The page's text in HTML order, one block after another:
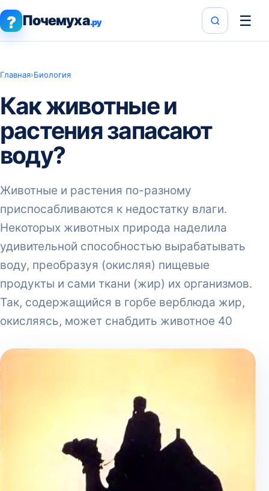
? Почемуха.ру ☰
Главная›Биология
Как животные и
растения запасают
воду?
Животные и растения по-разному
приспосабливаются к недостатку влаги.
Некоторых животных природа наделила
удивительной способностью вырабатывать
воду, преобразуя (окисляя) пищевые
продукты и сами ткани (жир) их организмов.
Так, содержащийся в горбе верблюда жир,
окисляясь, может снабдить животное 40